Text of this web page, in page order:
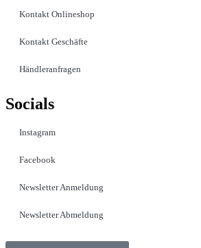
Kontakt Onlineshop
Kontakt Geschäfte
Händleranfragen
Socials
Instagram
Facebook
Newsletter Anmeldung
Newsletter Abmeldung